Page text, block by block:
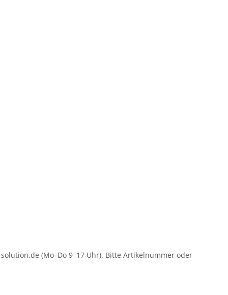
(Mo–Do 9–17 Uhr). Bitte Artikelnummer oder